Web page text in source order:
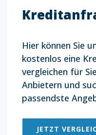
Hier können Sie
kostenlos eine
vergleichen für
Anbietern und
passendste
JETZT